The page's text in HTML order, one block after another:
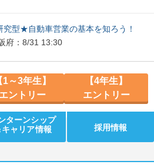
究型★自動車営業の基本を知ろう！
府：8/31 13:30
1～3年生】
エントリー
【4年生】
エントリー
ターンシップ
キャリア情報
採用情報